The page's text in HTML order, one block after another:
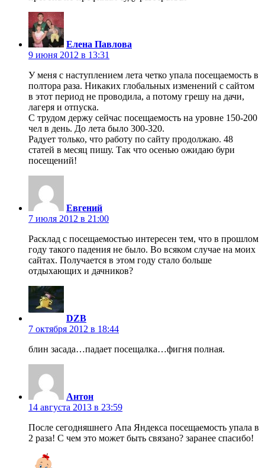
Елена Павлова
9 июня 2012 в 13:31
У меня с наступлением лета четко упала посещаемость в
полтора раза. Никаких глобальных изменений с сайтом
в этот период не проводила, а потому грешу на дачи,
лагеря и отпуска.
С трудом держу сейчас посещаемость на уровне 150-200
чел в день. До лета было 300-320.
Радует только, что работу по сайту продолжаю. 48
статей в месяц пишу. Так что осенью ожидаю бури
посещений!
Евгений
7 июля 2012 в 21:00
Расклад с посещаемостью интересен тем, что в прошлом
году такого падения не было. Во всяком случае на моих
сайтах. Получается в этом году стало больше
отдыхающих и дачников?
DZB
7 октября 2012 в 18:44
блин засада…падает посещалка…фигня полная.
Антон
14 августа 2013 в 23:59
После сегодняшнего Апа Яндекса посещаемость упала в
2 раза! С чем это может быть связано? заранее спасибо!